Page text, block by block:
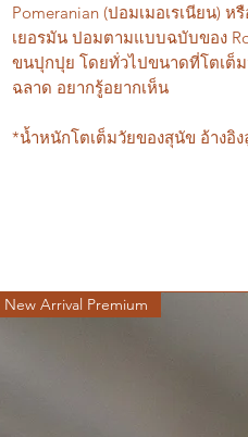
Pomeranian (ปอมเมอเรเนียน)
เยอรมัน ปอมตามแบบฉบับของ
ขนปุกปุย โดยทั่วไปขนาดที่โตเต็
ฉลาด อยากรู้อยากเห็น
*น้ำหนักโตเต็มวัยของสุนัข อ้างอิ
New Arrival Premium